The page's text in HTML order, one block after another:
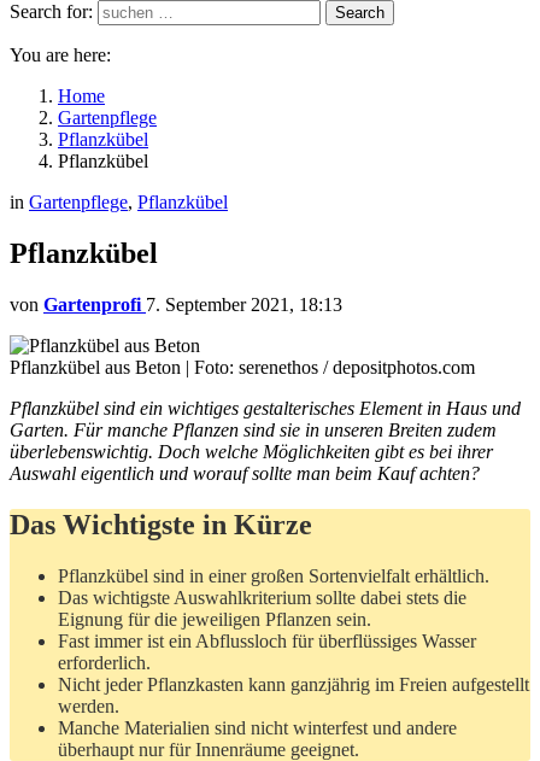
Search for:
Search
You are here:
Home
Gartenpflege
Pflanzkübel
Pflanzkübel
in Gartenpflege, Pflanzkübel
Pflanzkübel
von Gartenprofi 7. September 2021, 18:13
Pflanzkübel aus Beton | Foto: serenethos / depositphotos.com
Pflanzkübel sind ein wichtiges gestalterisches Element in Haus und
Garten. Für manche Pflanzen sind sie in unseren Breiten zudem
überlebenswichtig. Doch welche Möglichkeiten gibt es bei ihrer
Auswahl eigentlich und worauf sollte man beim Kauf achten?
Das Wichtigste in Kürze
Pflanzkübel sind in einer großen Sortenvielfalt erhältlich.
Das wichtigste Auswahlkriterium sollte dabei stets die
Eignung für die jeweiligen Pflanzen sein.
Fast immer ist ein Abflussloch für überflüssiges Wasser
erforderlich.
Nicht jeder Pflanzkasten kann ganzjährig im Freien aufgestellt
werden.
Manche Materialien sind nicht winterfest und andere
überhaupt nur für Innenräume geeignet.